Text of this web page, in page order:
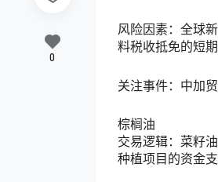
风险因素：全球
料税收抵免的短
关注事件：中加
棕榈油
交易逻辑：菜籽
种植项目的资金
0